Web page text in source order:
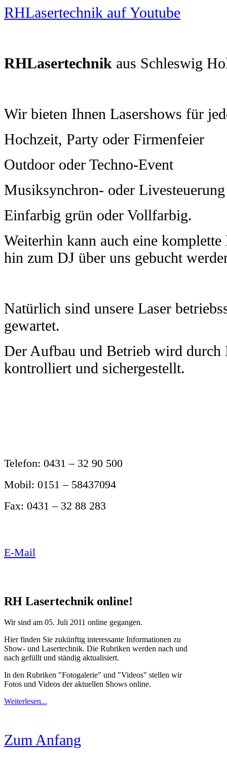
RHLasertechnik auf Youtube
RHLasertechnik aus Schleswig
Wir bieten Ihnen Lasershows für
Hochzeit, Party oder Firmenfeier
Outdoor oder Techno-Event
Musiksynchron- oder Livesteuerung
Einfarbig grün oder Vollfarbig.
Weiterhin kann auch eine
hin zum DJ über uns gebucht
Natürlich sind unsere Laser
gewartet.
Der Aufbau und Betrieb wird durch
kontrolliert und sichergestellt.
Telefon: 0431 – 32 90 500
Mobil: 0151 – 58437094
Fax: 0431 – 32 88 283
E-Mail
RH Lasertechnik online!
Wir sind am 05. Juli 2011 online gegangen.
Hier finden Sie zukünftig interessante Informationen zu
Show- und Lasertechnik. Die Rubriken werden nach und
nach gefüllt und ständig aktualisiert.
In den Rubriken "Fotogalerie" und "Videos" stellen wir
Fotos und Videos der aktuellen Shows online.
Weiterlesen...
Zum Anfang